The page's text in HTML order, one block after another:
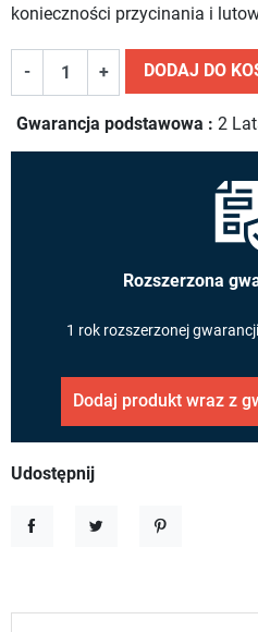
konieczności przycinania i
- + DODAJ DO
Gwarancja podstawowa : 2
Rozszerzona
1 rok rozszerzonej
Dodaj produkt wraz z
Udostępnij